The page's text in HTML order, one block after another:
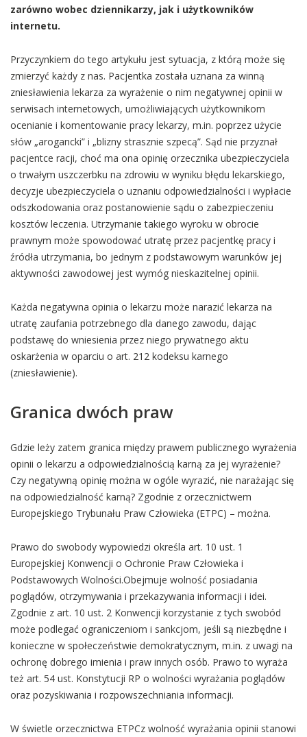
zarówno wobec dziennikarzy, jak i użytkowników
internetu.
Przyczynkiem do tego artykułu jest sytuacja, z którą może się
zmierzyć każdy z nas. Pacjentka została uznana za winną
zniesławienia lekarza za wyrażenie o nim negatywnej opinii w
serwisach internetowych, umożliwiających użytkownikom
ocenianie i komentowanie pracy lekarzy, m.in. poprzez użycie
słów „arogancki” i „blizny strasznie szpecą”. Sąd nie przyznał
pacjentce racji, choć ma ona opinię orzecznika ubezpieczyciela
o trwałym uszczerbku na zdrowiu w wyniku błędu lekarskiego,
decyzje ubezpieczyciela o uznaniu odpowiedzialności i wypłacie
odszkodowania oraz postanowienie sądu o zabezpieczeniu
kosztów leczenia. Utrzymanie takiego wyroku w obrocie
prawnym może spowodować utratę przez pacjentkę pracy i
źródła utrzymania, bo jednym z podstawowym warunków jej
aktywności zawodowej jest wymóg nieskazitelnej opinii.
Każda negatywna opinia o lekarzu może narazić lekarza na
utratę zaufania potrzebnego dla danego zawodu, dając
podstawę do wniesienia przez niego prywatnego aktu
oskarżenia w oparciu o art. 212 kodeksu karnego
(zniesławienie).
Granica dwóch praw
Gdzie leży zatem granica między prawem publicznego wyrażenia
opinii o lekarzu a odpowiedzialnością karną za jej wyrażenie?
Czy negatywną opinię można w ogóle wyrazić, nie narażając się
na odpowiedzialność karną? Zgodnie z orzecznictwem
Europejskiego Trybunału Praw Człowieka (ETPC) – można.
Prawo do swobody wypowiedzi określa art. 10 ust. 1
Europejskiej Konwencji o Ochronie Praw Człowieka i
Podstawowych Wolności.Obejmuje wolność posiadania
poglądów, otrzymywania i przekazywania informacji i idei.
Zgodnie z art. 10 ust. 2 Konwencji korzystanie z tych swobód
może podlegać ograniczeniom i sankcjom, jeśli są niezbędne i
konieczne w społeczeństwie demokratycznym, m.in. z uwagi na
ochronę dobrego imienia i praw innych osób. Prawo to wyraża
też art. 54 ust. Konstytucji RP o wolności wyrażania poglądów
oraz pozyskiwania i rozpowszechniania informacji.
W świetle orzecznictwa ETPCz wolność wyrażania opinii stanowi